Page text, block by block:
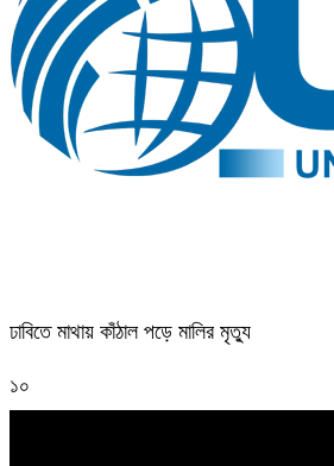
ঢাবিতে মাথায় কাঁঠাল পড়ে মালির মৃত্যু
১০